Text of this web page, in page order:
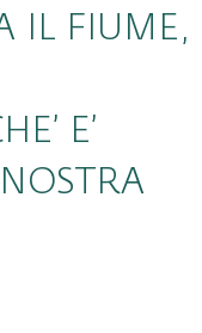
IL FIUME,
E’